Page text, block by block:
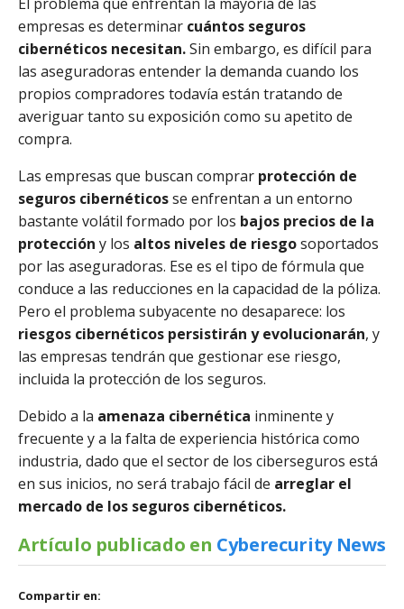
empresas es determinar cuántos seguros
cibernéticos necesitan.Sin embargo, es difícil para
las aseguradoras entender la demanda cuando los
propios compradores todavía están tratando de
averiguar tanto su exposición como su apetito de
compra.
Las empresas que buscan comprar protección de
seguros cibernéticosse enfrentan a un entorno
bastante volátil formado por los bajos precios de la
protección y los altos niveles de riesgosoportados
por las aseguradoras. Ese es el tipo de fórmula que
conduce a las reducciones en la capacidad de la póliza.
Pero el problema subyacente no desaparece: los
riesgos cibernéticos persistirán y evolucionarán, y
las empresas tendrán que gestionar ese riesgo,
incluida la protección de los seguros.
Debido a la amenaza cibernética inminente y
frecuente y a la falta de experiencia histórica como
industria, dado que el sector de los ciberseguros está
en sus inicios, no será trabajo fácil de arreglar el
mercado de los seguros cibernéticos.
Artículo publicado en Cyberecurity News
Compartir en: